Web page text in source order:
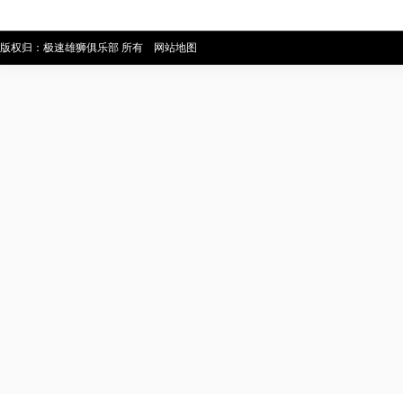
版权归：极速雄狮俱乐部 所有 网站地图